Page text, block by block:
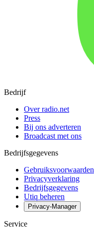
Bedrijf
Over radio.net
Press
Bij ons adverteren
Broadcast met ons
Bedrijfsgegevens
Gebruiksvoorwaarden
Privacyverklaring
Bedrijfsgegevens
Utiq beheren
Privacy-Manager
Service